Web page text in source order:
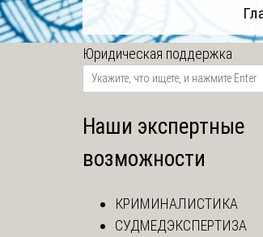
Юридическая поддержка
Наши экспертные
возможности
КРИМИНАЛИСТИКА
СУДМЕДЭКСПЕРТИЗА